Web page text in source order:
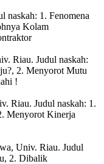
naskah: 1. Fenomena
Kolam
Riau. Judul naskah:
2. Menyorot Mutu
!
Riau. Judul naskah: 1.
Menyorot Kinerja
Univ. Riau. Judul
2. Dibalik